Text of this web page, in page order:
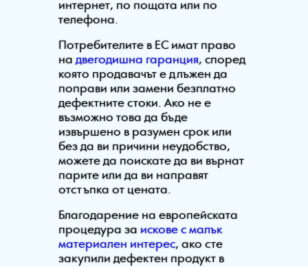
интернет, по пощата или по
телефона.
Потребителите в ЕС имат право
на двегодишна гаранция, според
която продавачът е длъжен да
поправи или замени безплатно
дефектните стоки. Ако не е
възможно това да бъде
извършено в разумен срок или
без да ви причини неудобство,
можете да поискате да ви върнат
парите или да ви направят
отстъпка от цената.
Благодарение на европейската
процедура за искове с малък
материален интерес, ако сте
закупили дефектен продукт в